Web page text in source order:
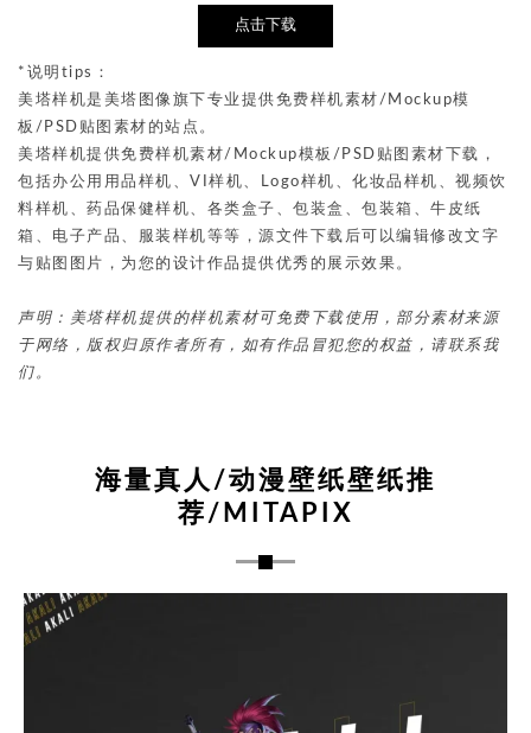
点击下载
*说明tips：
美塔样机是美塔图像旗下专业提供免费样机素材/Mockup模
板/PSD贴图素材的站点。
美塔样机提供免费样机素材/Mockup模板/PSD贴图素材下载，
包括办公用用品样机、VI样机、Logo样机、化妆品样机、视频饮
料样机、药品保健样机、各类盒子、包装盒、包装箱、牛皮纸
箱、电子产品、服装样机等等，源文件下载后可以编辑修改文字
与贴图图片，为您的设计作品提供优秀的展示效果。
声明：美塔样机提供的样机素材可免费下载使用，部分素材来源
于网络，版权归原作者所有，如有作品冒犯您的权益，请联系我
们。
海量真人/动漫壁纸壁纸推
荐/MITAPIX